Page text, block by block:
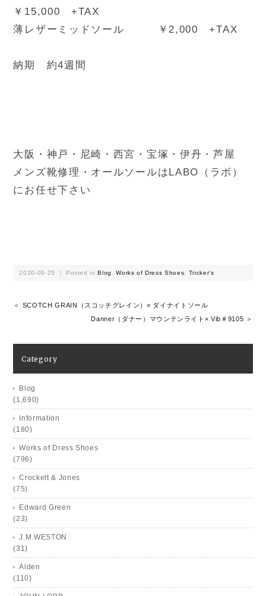
￥15,000 +TAX
薄レザーミッドソール ￥2,000 +TAX
納期 約4週間
大阪・神戸・尼崎・西宮・宝塚・伊丹・芦屋
メンズ靴修理・オールソールはLABO（ラボ）
にお任せ下さい
2020-09-25 ｜ Posted inBlog ,Works of Dress Shoes Tricker's
＜ SCOTCH GRAIN（スコッチグレイン）× ダイナイトソール
Danner（ダナー）マウンテンライト× Vib＃9105 ＞
Category
Blog
(1,690)
Information
(180)
Works of Dress Shoes
(796)
Crockett & Jones
(75)
Edward Green
(23)
J.M.WESTON
(31)
Alden
(110)